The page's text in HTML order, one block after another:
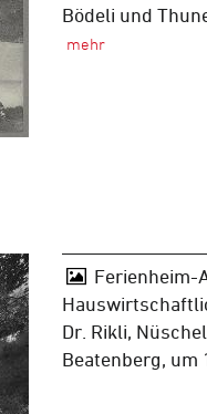
Bödeli und
Ferienheim-
Dr. Rikli,
Beatenberg, um